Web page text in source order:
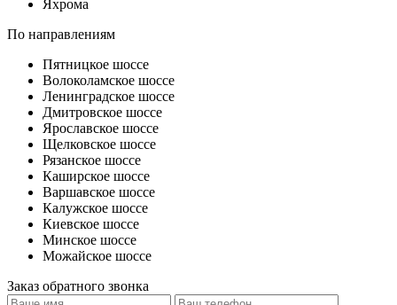
Яхрома
По направлениям
Пятницкое шоссе
Волоколамское шоссе
Ленинградское шоссе
Дмитровское шоссе
Ярославское шоссе
Щелковское шоссе
Рязанское шоссе
Каширское шоссе
Варшавское шоссе
Калужское шоссе
Киевское шоссе
Минское шоссе
Можайское шоссе
Заказ обратного звонка